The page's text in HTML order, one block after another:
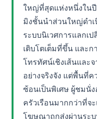
ใหญ่ที่สุดแห่งหนึ่งใน
มิงชั้นนำส่วนใหญ่ดำ
ระบบนิเวศการแลกเ
เติบโตเต็มที่ขึ้น และ
โทรทัศน์เชิงเส้นและ
อย่างจริงจัง แต่พื้นที่
ซ้อนเป็นพิเศษ ผู้ชมนั่
ครัวเรือนมากกว่าที่จ
โฆษณาถูกส่งผ่านระ